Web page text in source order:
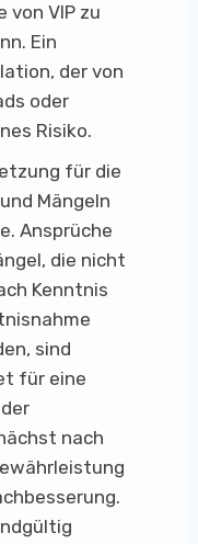
von VIP zu
Ein
der von
oder
Risiko.
für die
Mängeln
Ansprüche
die nicht
Kenntnis
sind
für eine
nach